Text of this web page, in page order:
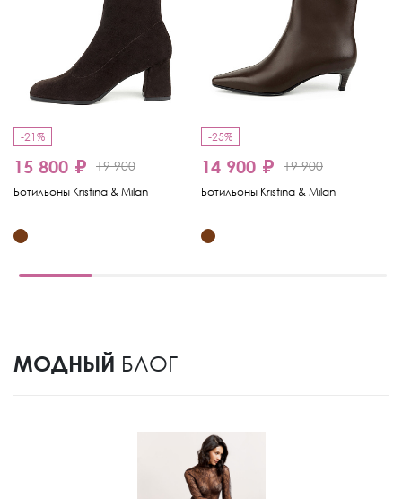
-21%
15 800 ₽ 19 900
Ботильоны Kristina & Milan
-25%
14 900 ₽ 19 900
Ботильоны Kristina & Milan
МОДНЫЙ БЛОГ